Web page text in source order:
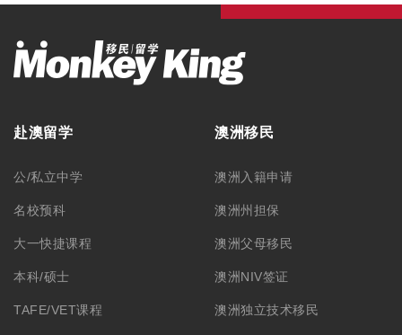
赴澳留学
公/私立中学
名校预科
大一快捷课程
本科/硕士
TAFE/VET课程
澳洲移民
澳洲入籍申请
澳洲州担保
澳洲父母移民
澳洲NIV签证
澳洲独立技术移民